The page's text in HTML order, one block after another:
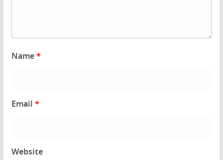
Name*
Email *
Website